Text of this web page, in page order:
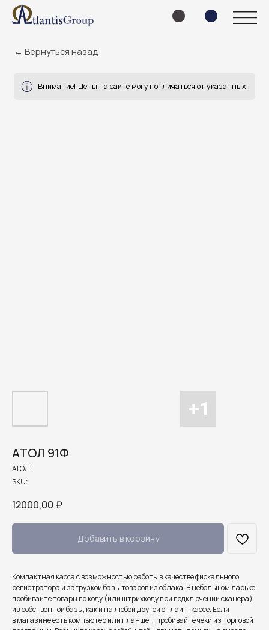
АТОЛ 91Ф
АТОЛ
SKU:
12000,00 ₽
Добавить в корзину
Компактная касса с возможностью работы в качестве фискального
регистратора и загрузкой базы товаров из облака. В небольшом ларьке
пробивайте товары по коду (или штрихкоду при подключении сканера)
из собственной базы, как и на любой другой онлайн-кассе. Если
в магазине есть компьютер или планшет, пробивайте чеки из торговой